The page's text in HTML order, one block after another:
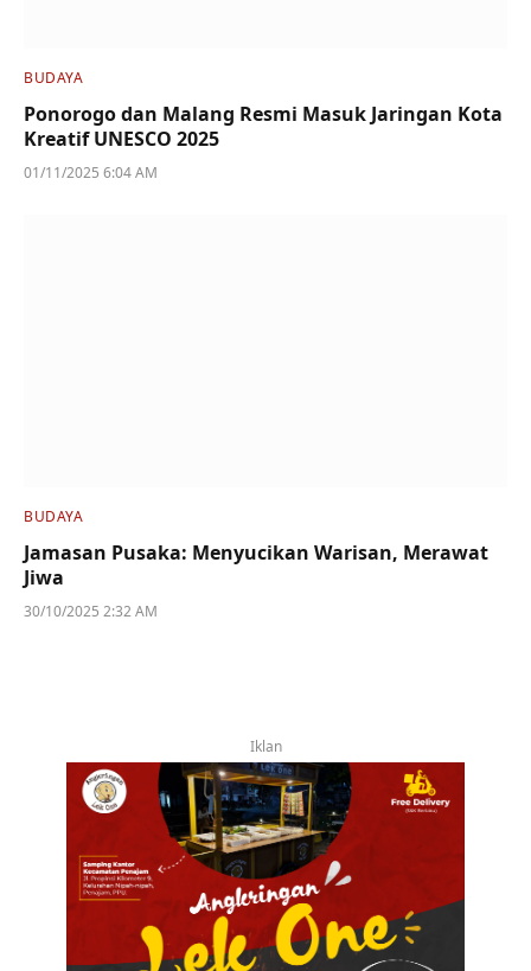
BUDAYA
Ponorogo dan Malang Resmi Masuk Jaringan Kota
Kreatif UNESCO 2025
01/11/2025 6:04 AM
BUDAYA
Jamasan Pusaka: Menyucikan Warisan, Merawat
Jiwa
30/10/2025 2:32 AM
Iklan